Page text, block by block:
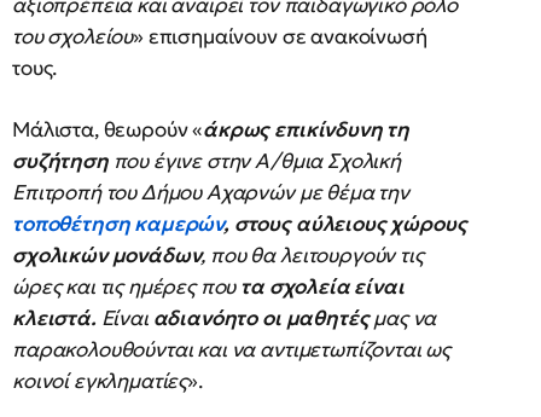
του σχολείου» επισημαίνουν σε ανακοίνωσή
τους.
Μάλιστα, θεωρούν «άκρως επικίνδυνη τη
συζήτησηπου έγινε στην Α/θμια Σχολική
Επιτροπή του Δήμου Αχαρνών με θέμα την
τοποθέτηση καμερών, στους αύλειους χώρους
σχολικών μονάδων, που θα λειτουργούν τις
ώρες και τις ημέρες που τα σχολεία είναι
κλειστά. Είναι αδιανόητο οι μαθητέςμας να
παρακολουθούνται και να αντιμετωπίζονται ως
κοινοί εγκληματίες».